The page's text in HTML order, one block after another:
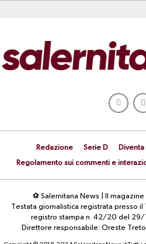
Redazione Serie D
Regolamento sui commenti e
⚽ Salernitana News | Il
Testata giornalistica registrata presso il
registro stampa n. 42/20 del
Direttore responsabile: Oreste